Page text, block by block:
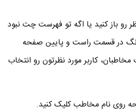
رو باز کنید یا اگه تو فهرست چت نبود
رنگ در قسمت راست و پایین صفحه
کاربر مورد نظرتون رو انتخاب
روی نام مخاطب کلیک کنید.